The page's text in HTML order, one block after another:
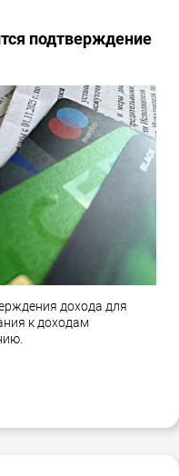
подтверждение
дохода для
к доходам